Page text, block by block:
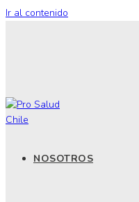
Ir al contenido
NOSOTROS